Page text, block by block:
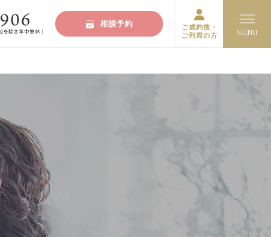
相談予約
ご成約後・
ご列席の方